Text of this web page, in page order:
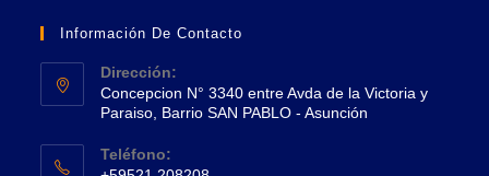
Información De Contacto
Dirección:
Concepcion N° 3340 entre Avda de la Victoria y
Paraiso, Barrio SAN PABLO - Asunción
abre
Teléfono: